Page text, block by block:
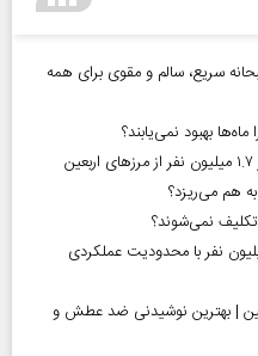
چی درست کنم؟ معرفی ۳۰ صبحانه سریع، سالم و مقوی برای همه
ماه‌ها بهبود نمی‌یابند؟
هم می‌ریزد؟
نمی‌شوند؟
در ایران | بیش از ۱۰.۵ میلیون نفر با محدودیت عملکردی
| بهترین نوشیدنی ضد عطش و